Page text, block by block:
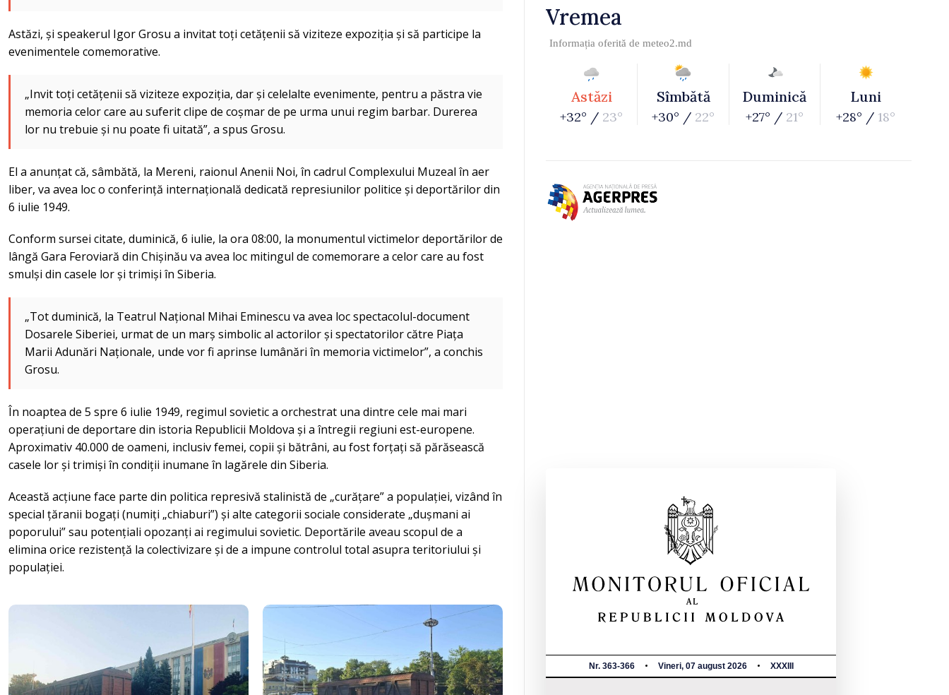
Astăzi, și speakerul Igor Grosu a invitat toți cetățenii să viziteze expoziția și să participe la
evenimentele comemorative.
„Invit toți cetățenii să viziteze expoziția, dar și celelalte evenimente, pentru a păstra vie
memoria celor care au suferit clipe de coșmar de pe urma unui regim barbar. Durerea
lor nu trebuie și nu poate fi uitată”, a spus Grosu.
El a anunțat că, sâmbătă, la Mereni, raionul Anenii Noi, în cadrul Complexului Muzeal în aer
liber, va avea loc o conferință internațională dedicată represiunilor politice și deportărilor din
6 iulie 1949.
Conform sursei citate, duminică, 6 iulie, la ora 08:00, la monumentul victimelor deportărilor de
lângă Gara Feroviară din Chișinău va avea loc mitingul de comemorare a celor care au fost
smulși din casele lor și trimiși în Siberia.
„Tot duminică, la Teatrul Național Mihai Eminescu va avea loc spectacolul-document
Dosarele Siberiei, urmat de un marș simbolic al actorilor și spectatorilor către Piața
Marii Adunări Naționale, unde vor fi aprinse lumânări în memoria victimelor”, a conchis
Grosu.
În noaptea de 5 spre 6 iulie 1949, regimul sovietic a orchestrat una dintre cele mai mari
operațiuni de deportare din istoria Republicii Moldova și a întregii regiuni est-europene.
Aproximativ 40.000 de oameni, inclusiv femei, copii și bătrâni, au fost forțați să părăsească
casele lor și trimiși în condiții inumane în lagărele din Siberia.
Această acțiune face parte din politica represivă stalinistă de „curățare” a populației, vizând în
special țăranii bogați (numiți „chiaburi”) și alte categorii sociale considerate „dușmani ai
poporului” sau potențiali opozanți ai regimului sovietic. Deportările aveau scopul de a
elimina orice rezistență la colectivizare și de a impune controlul total asupra teritoriului și
populației.
Vremea
Informația oferită de meteo2.md
Astăzi
+32° / 23°
Sîmbătă
+30° / 22°
Duminică
+27° / 21°
Luni
+28° / 18°
Nr. 363-366 Vineri, 07 august 2026 XXXIII